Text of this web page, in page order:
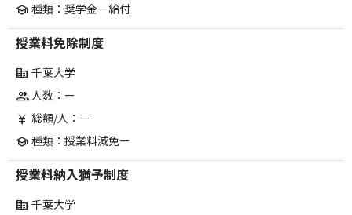
school 種類：奨学金ー給付
授業料免除制度
corporate_fare 千葉大学
group人数：ー
currency_yen 総額/人：ー
school 種類：授業料減免ー
授業料納入猶予制度
corporate_fare 千葉大学